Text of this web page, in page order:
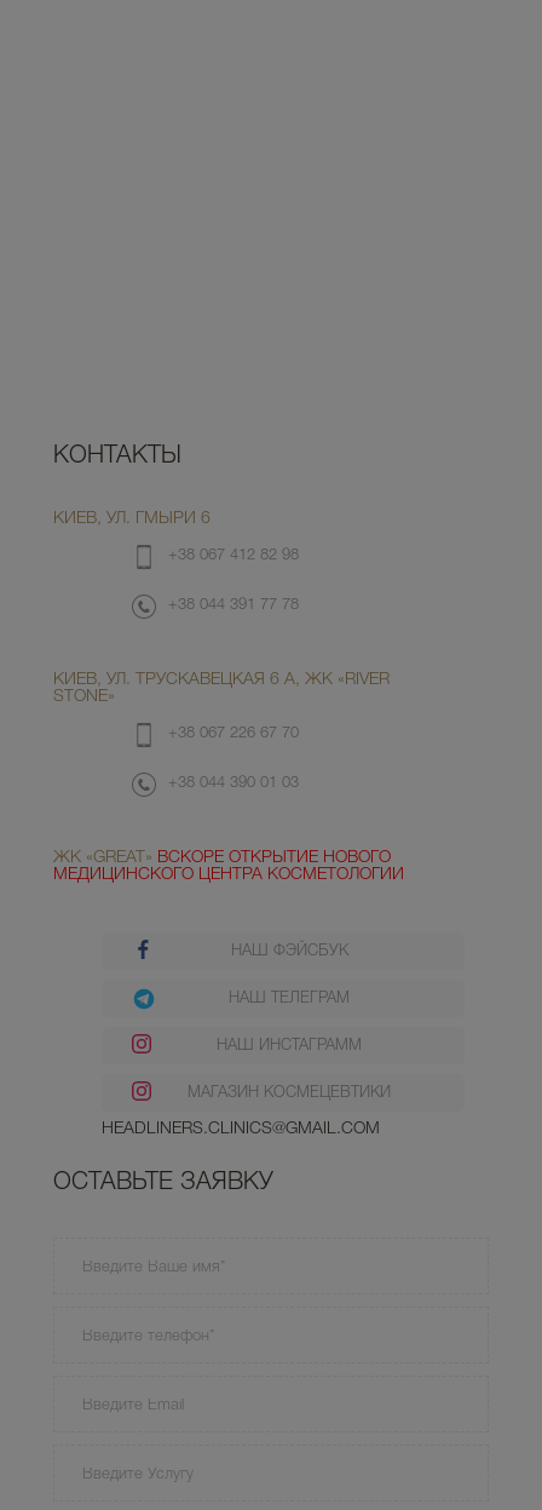
КОНТАКТЫ
КИЕВ, УЛ. ГМЫРИ 6
+38 067 412 82 98
+38 044 391 77 78
КИЕВ, УЛ. ТРУСКАВЕЦКАЯ 6 А, ЖК «RIVER
STONE»
+38 067 226 67 70
+38 044 390 01 03
ЖК «GREAT» ВСКОРЕ ОТКРЫТИЕ НОВОГО
МЕДИЦИНСКОГО ЦЕНТРА КОСМЕТОЛОГИИ
НАШ ФЭЙСБУК
НАШ ТЕЛЕГРАМ
НАШ ИНСТАГРАММ
МАГАЗИН КОСМЕЦЕВТИКИ
HEADLINERS.CLINICS@GMAIL.COM
ОСТАВЬТЕ ЗАЯВКУ